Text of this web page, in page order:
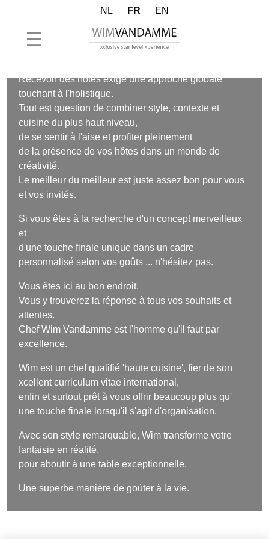
NL FR EN
Votre fantaisie, notre réalité
Recevoir des hôtes exige une approche globale
touchant à l'holistique.
Tout est question de combiner style, contexte et
cuisine du plus haut niveau,
de se sentir à l'aise et profiter pleinement
de la présence de vos hôtes dans un monde de
créativité.
Le meilleur du meilleur est juste assez bon pour vous
et vos invités.
Si vous êtes à la recherche d'un concept merveilleux
et
d'une touche finale unique dans un cadre
personnalisé selon vos goûts ... n'hésitez pas.
Vous êtes ici au bon endroit.
Vous y trouverez la réponse à tous vos souhaits et
attentes.
Chef Wim Vandamme est l'homme qu'il faut par
excellence.
Wim est un chef qualifié 'haute cuisine', fier de son
xcellent curriculum vitae international,
enfin et surtout prêt à vous offrir beaucoup plus qu'
une touche finale lorsqu'il s'agit d'organisation.
Avec son style remarquable, Wim transforme votre
fantaisie en réalité,
pour aboutir à une table exceptionnelle.
Une superbe manière de goúter à la vie.